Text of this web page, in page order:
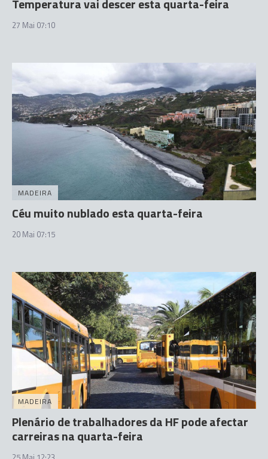
Temperatura vai descer esta quarta-feira
27 Mai 07:10
MADEIRA
Céu muito nublado esta quarta-feira
20 Mai 07:15
MADEIRA
Plenário de trabalhadores da HF pode afectar
carreiras na quarta-feira